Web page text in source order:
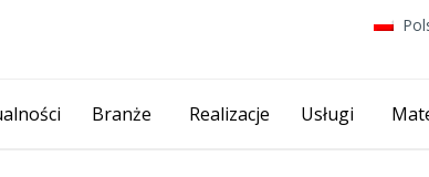
to
Branże Realizacje Usługi